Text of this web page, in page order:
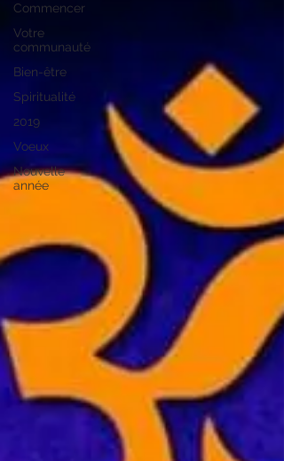
Commencer
Votre
communauté
Bien-être
Spiritualité
2019
Voeux
Nouvelle
année